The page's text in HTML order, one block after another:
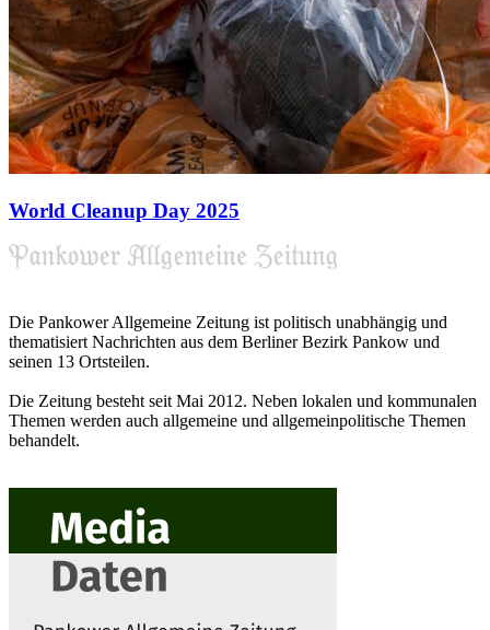
World Cleanup Day 2025
Die Pankower Allgemeine Zeitung ist politisch unabhängig und
thematisiert Nachrichten aus dem Berliner Bezirk Pankow und
seinen 13 Ortsteilen.
Die Zeitung besteht seit Mai 2012. Neben lokalen und kommunalen
Themen werden auch allgemeine und allgemeinpolitische Themen
behandelt.